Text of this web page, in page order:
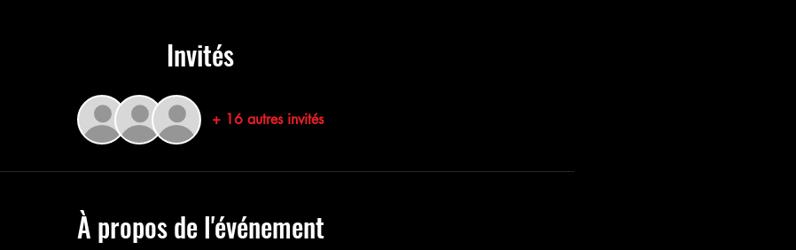
Invités
+ 16 autres invités
À propos de l'événement